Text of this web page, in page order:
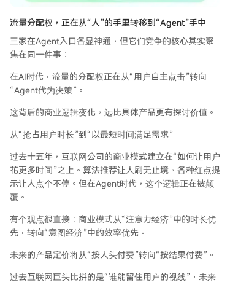
流量分配权，正在从“人”的手里转移到“Agent”手中
三家在Agent入口各显神通，但它们竞争的核心其实聚
焦在同一件事：
在AI时代，流量的分配权正在从“用户自主点击”转向
“Agent代为决策”。
这背后的商业逻辑变化，远比具体产品更有探讨价值。
从“抢占用户时长”到“以最短时间满足需求”
过去十五年，互联网公司的商业模式建立在“如何让用户
花更多时间”之上。算法推荐让人刷无止境，各种红点提
示让人点个不停。但在Agent时代，这个逻辑正在被颠
覆。
有个观点很直接：商业模式从“注意力经济”中的时长优
先，转向“意图经济”中的效率优先。
未来的产品定价将从“按人头付费”转向“按结果付费”。
过去互联网巨头比拼的是“谁能留住用户的视线”，未来